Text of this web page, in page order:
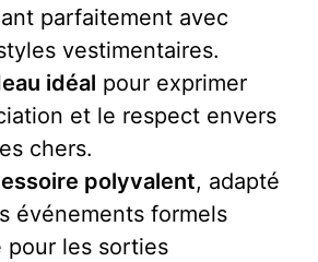
parfaitement avec
vestimentaires.
idéal pour exprimer
et le respect envers
chers.
polyvalent, adapté
événements formels
pour les sorties